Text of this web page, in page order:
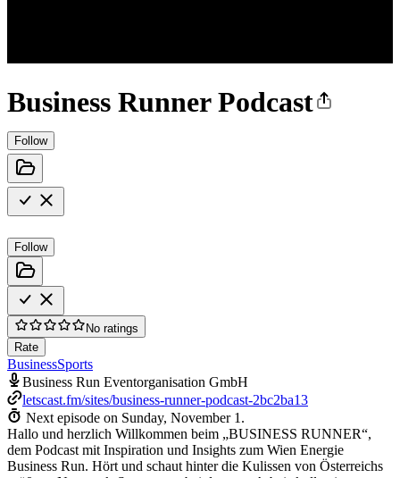
Business Runner Podcast
Follow
Follow
No ratings
Rate
BusinessSports
Business Run Eventorganisation GmbH
letscast.fm/sites/business-runner-podcast-2bc2ba13
Next episode on Sunday, November 1 .
Hallo und herzlich Willkommen beim „BUSINESS RUNNER“,
dem Podcast mit Inspiration und Insights zum Wien Energie
Business Run. Hört und schaut hinter die Kulissen von Österreichs